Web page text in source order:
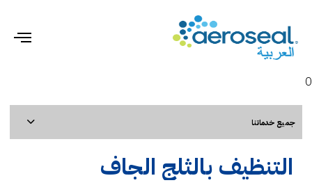
0
جميع خدماتنا
التنظيف بالثلج الجاف